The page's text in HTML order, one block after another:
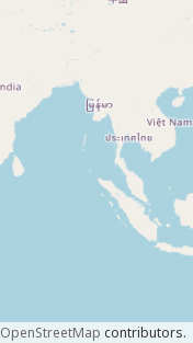
OpenStreetMap contributors.